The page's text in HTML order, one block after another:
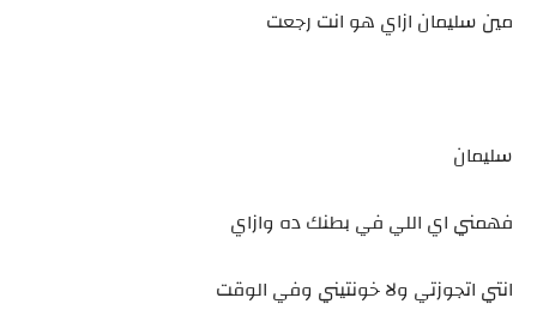
مين سليمان ازاي هو انت رجعت
سليمان
فهمني اي اللي في بطنك ده وازاي
انتي اتجوزتي ولا خونتيني وفي الوقت